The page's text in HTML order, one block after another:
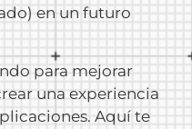
en un futuro
para mejorar
una experiencia
Aquí te